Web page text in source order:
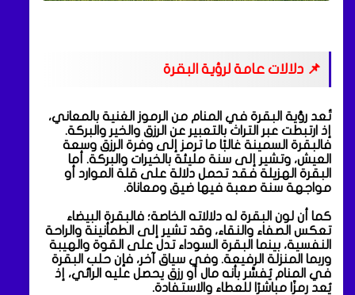
📌 دلالات عامة لرؤية البقرة
تُعد رؤية البقرة في المنام من الرموز الغنية بالمعاني،
إذ ارتبطت عبر التراث بالتعبير عن الرزق والخير والبركة.
فالبقرة السمينة غالبًا ما ترمز إلى وفرة الرزق وسعة
العيش، وتشير إلى سنة مليئة بالخيرات والبركة. أما
البقرة الهزيلة فقد تحمل دلالة على قلة الموارد أو
مواجهة سنة صعبة فيها ضيق ومعاناة.
كما أن لون البقرة له دلالاته الخاصة؛ فالبقرة البيضاء
تعكس الصفاء والنقاء، وقد تشير إلى الطمأنينة والراحة
النفسية، بينما البقرة السوداء تدل على القوة والهيبة
وربما المنزلة الرفيعة. وفي سياق آخر، فإن حلب البقرة
في المنام يُفسَّر بأنه مال أو رزق يحصل عليه الرائي، إذ
يُعد رمزًا مباشرًا للعطاء والاستفادة.